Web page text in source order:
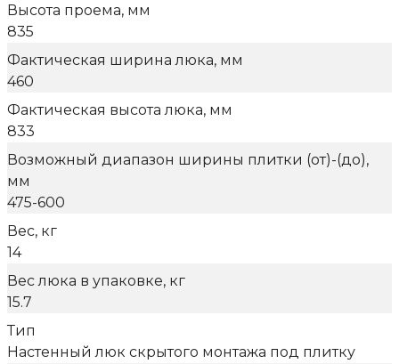
Высота проема, мм
835
Фактическая ширина люка, мм
460
Фактическая высота люка, мм
833
Возможный диапазон ширины плитки (от)-(до),
мм
475-600
Вес, кг
14
Вес люка в упаковке, кг
15.7
Тип
Настенный люк скрытого монтажа под плитку